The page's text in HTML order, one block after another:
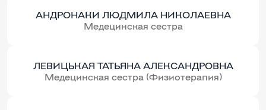
АНДРОНАКИ ЛЮДМИЛА НИКОЛАЕВНА
Медецинская сестра
ЛЕВИЦЬКАЯ ТАТЬЯНА АЛЕКСАНДРОВНА
Медецинская сестра (Физиотерапия)